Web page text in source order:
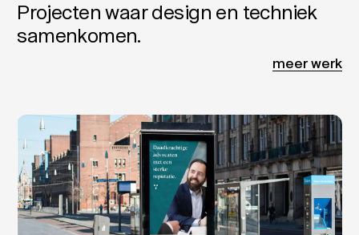
Projecten waar design en techniek
samenkomen.
meer werk